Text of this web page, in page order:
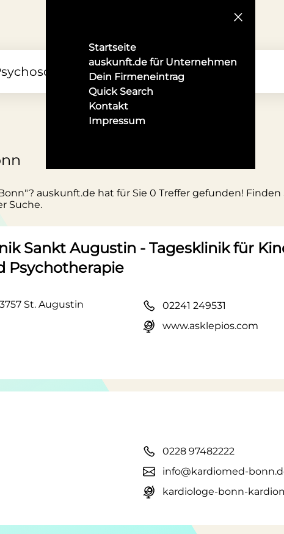
Startseite
auskunft.de für Unternehmen
Dein Firmeneintrag
Quick Search
Kontakt
Impressum
auskunft.de hat für Sie 0 Treffer gefunden!
Suche.
Sankt Augustin - Tagesklinik für
Psychotherapie
St. Augustin
02241 249531
www.asklepios.com
0228 97482222
info@kardiomed-
kardiologe-bonn-